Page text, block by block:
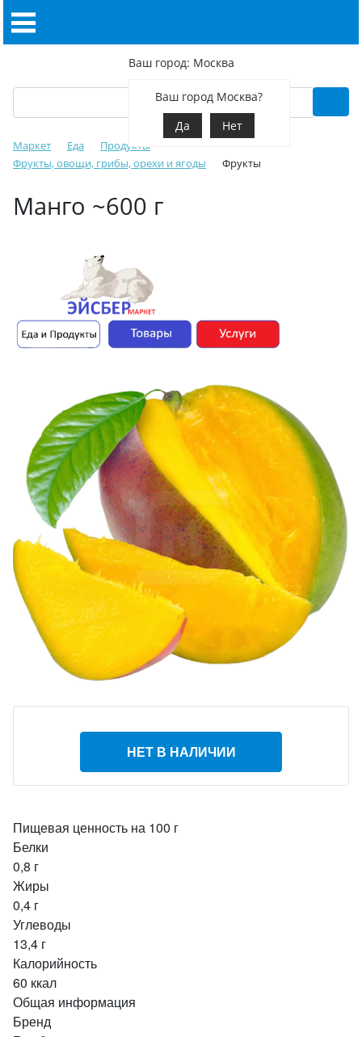
Ваш город: Москва
Ваш город Москва?
Да
Нет
Маркет Еда
Продукты
Фрукты, овощи, грибы, орехи и ягоды
Фрукты
Манго ~600 г
НЕТ В НАЛИЧИИ
Пищевая ценность на 100 г
Белки
0,8 г
Жиры
0,4 г
Углеводы
13,4 г
Калорийность
60 ккал
Общая информация
Бренд